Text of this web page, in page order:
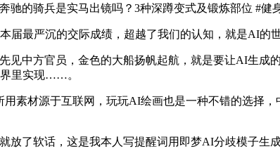
的骑兵是实马出镜吗？3种深蹲变式及锻炼部位 #健
最严沉的交际成绩，超越了我们的认知，就是AI的世
中方官员，金色的大船扬帆起航，就是要让AI生成
里实现……。
材源于互联网，玩玩AI绘画也是一种不错的选择，
了软话，这是我本人写提醒词用即梦AI分歧模子生